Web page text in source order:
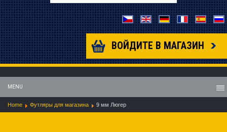
ВОЙДИТЕ В МАГАЗИН
MENU
Home Футляры для магазина 9 мм Люгер